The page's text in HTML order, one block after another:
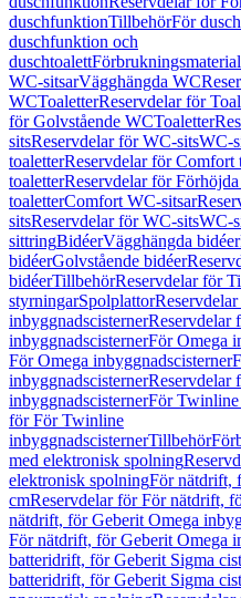
duschfunktionTillbehörFör
duschfunktion och
duschtoalettFörbrukningsmaterial
WC-sitsarVägghängda WC
WCToaletterReservdelar för
för Golvstående WCToaletter
sitsReservdelar för WC-sitsWC-
toaletterReservdelar för Comfort
toaletterReservdelar för
toaletterComfort WC-sitsar
sitsReservdelar för WC-sitsWC-
sittringBidéerVägghängda bidéer
bidéerGolvstående bidéer
bidéerTillbehörReservdelar för
styrningarSpolplattor
inbyggnadscisternerReservdelar
inbyggnadscisternerFör Omega
För Omega inbyggnadscisterner
inbyggnadscisternerReservdelar
inbyggnadscisternerFör Twinline
för För Twinline
inbyggnadscisternerTillbehör
med elektronisk spolning
elektronisk spolningFör nätdrift,
cmReservdelar för För nätdrift,
nätdrift, för Geberit Omega
För nätdrift, för Geberit Omega
batteridrift, för Geberit Sigma
batteridrift, för Geberit Sigma